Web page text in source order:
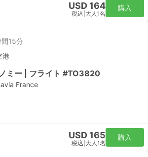
USD 164
税込 大人1名
購入
間15分
港
ミー | フライト #TO3820
France
USD 165
税込 大人1名
購入